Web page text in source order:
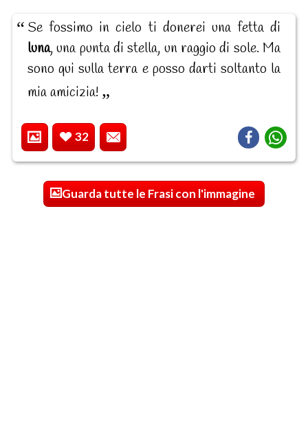
Se fossimo in cielo ti donerei una fetta di
luna, una punta di stella, un raggio di sole. Ma
sono qui sulla terra e posso darti soltanto la
mia amicizia!
32
Guarda tutte le Frasi con l'immagine